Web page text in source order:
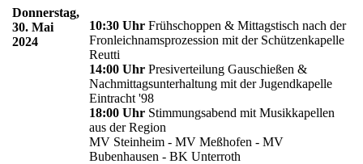
Donnerstag,
30. Mai
2024
10:30 Uhr Frühschoppen & Mittagstisch nach der
Fronleichnamsprozession mit der Schützenkapelle
Reutti
14:00 Uhr Presiverteilung Gauschießen &
Nachmittagsunterhaltung mit der Jugendkapelle
Eintracht '98
18:00 Uhr Stimmungsabend mit Musikkapellen
aus der Region
MV Steinheim - MV Meßhofen - MV
Bubenhausen - BK Unterroth